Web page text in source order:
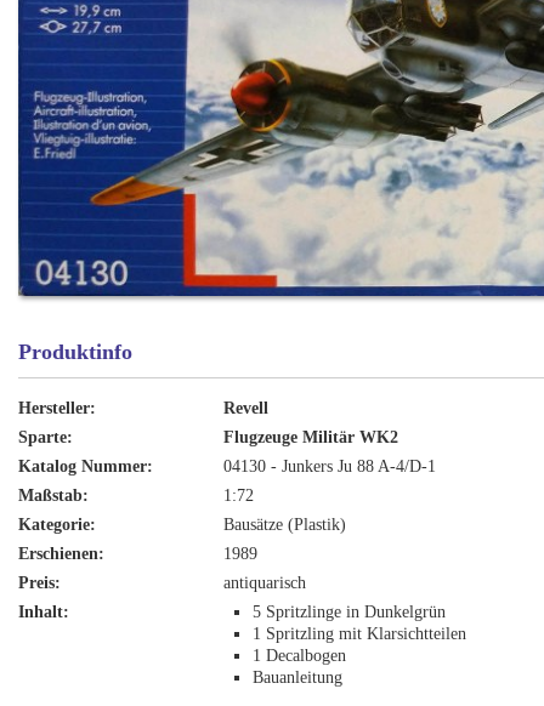
Produktinfo
Hersteller:
Revell
Sparte:
Flugzeuge Militär WK2
Katalog Nummer:
04130 - Junkers Ju 88 A-4/D-1
Maßstab:
1:72
Kategorie:
Bausätze (Plastik)
Erschienen:
1989
Preis:
antiquarisch
Inhalt:
5 Spritzlinge in Dunkelgrün
1 Spritzling mit Klarsichtteilen
1 Decalbogen
Bauanleitung